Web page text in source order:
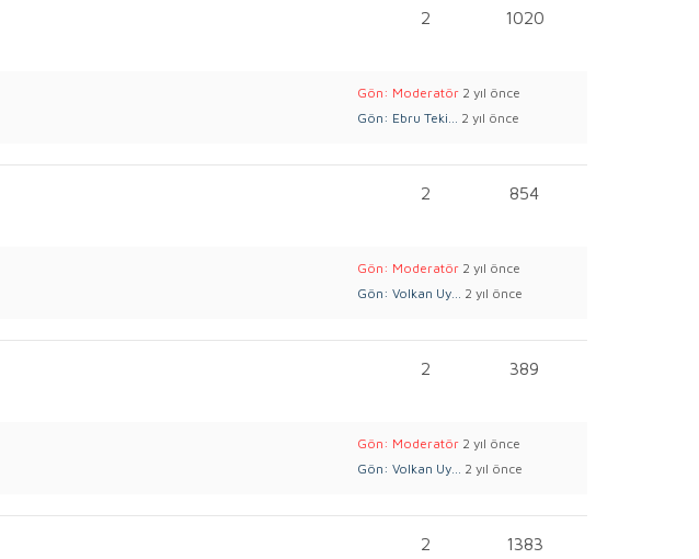
1020
2
Gön: Moderatör 2 yıl önce
Gön: Ebru Teki... 2 yıl önce
854
2
Gön: Moderatör 2 yıl önce
Gön: Volkan Uy... 2 yıl önce
389
2
Gön: Moderatör 2 yıl önce
Gön: Volkan Uy... 2 yıl önce
1383
2